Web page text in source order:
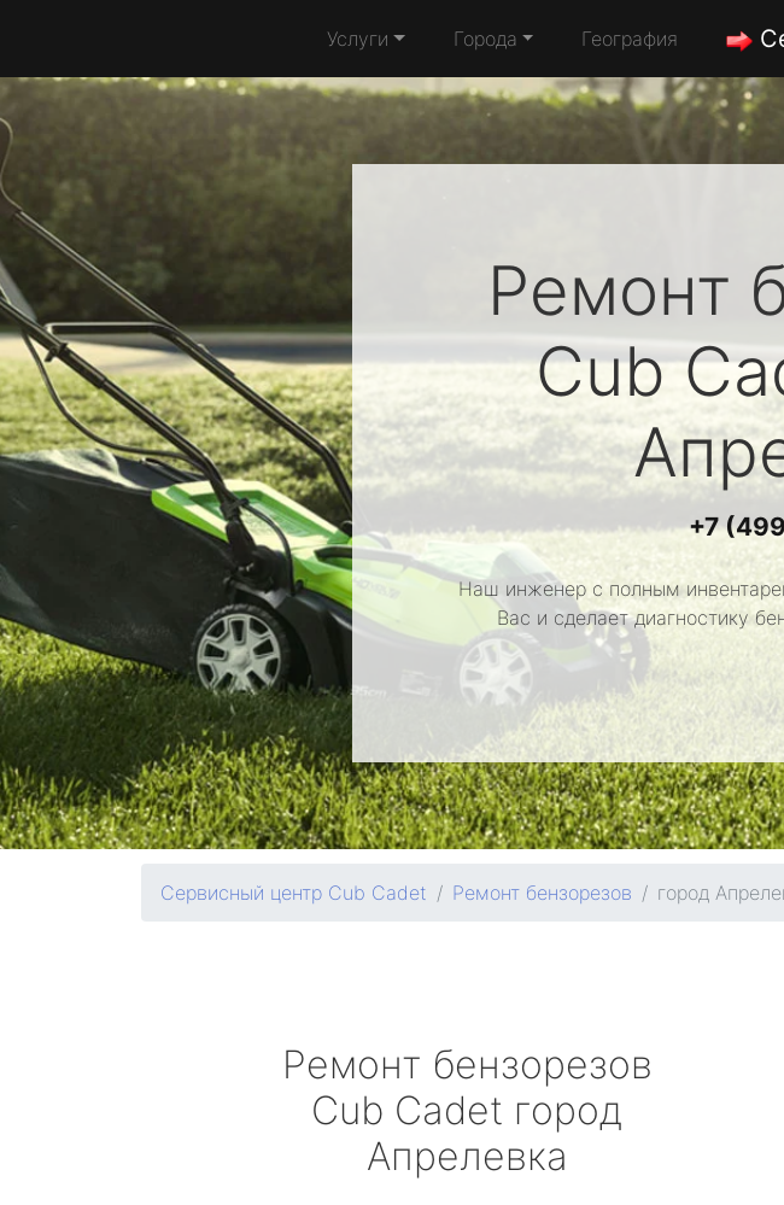
Услуги Города География
Ремонт
Cub
+7
Наш инженер с полным
Вас и сделает диагностику
Сервисный центр Cub Cadet Ремонт бензорезов город
Ремонт бензорезов
Cub Cadet город
Апрелевка